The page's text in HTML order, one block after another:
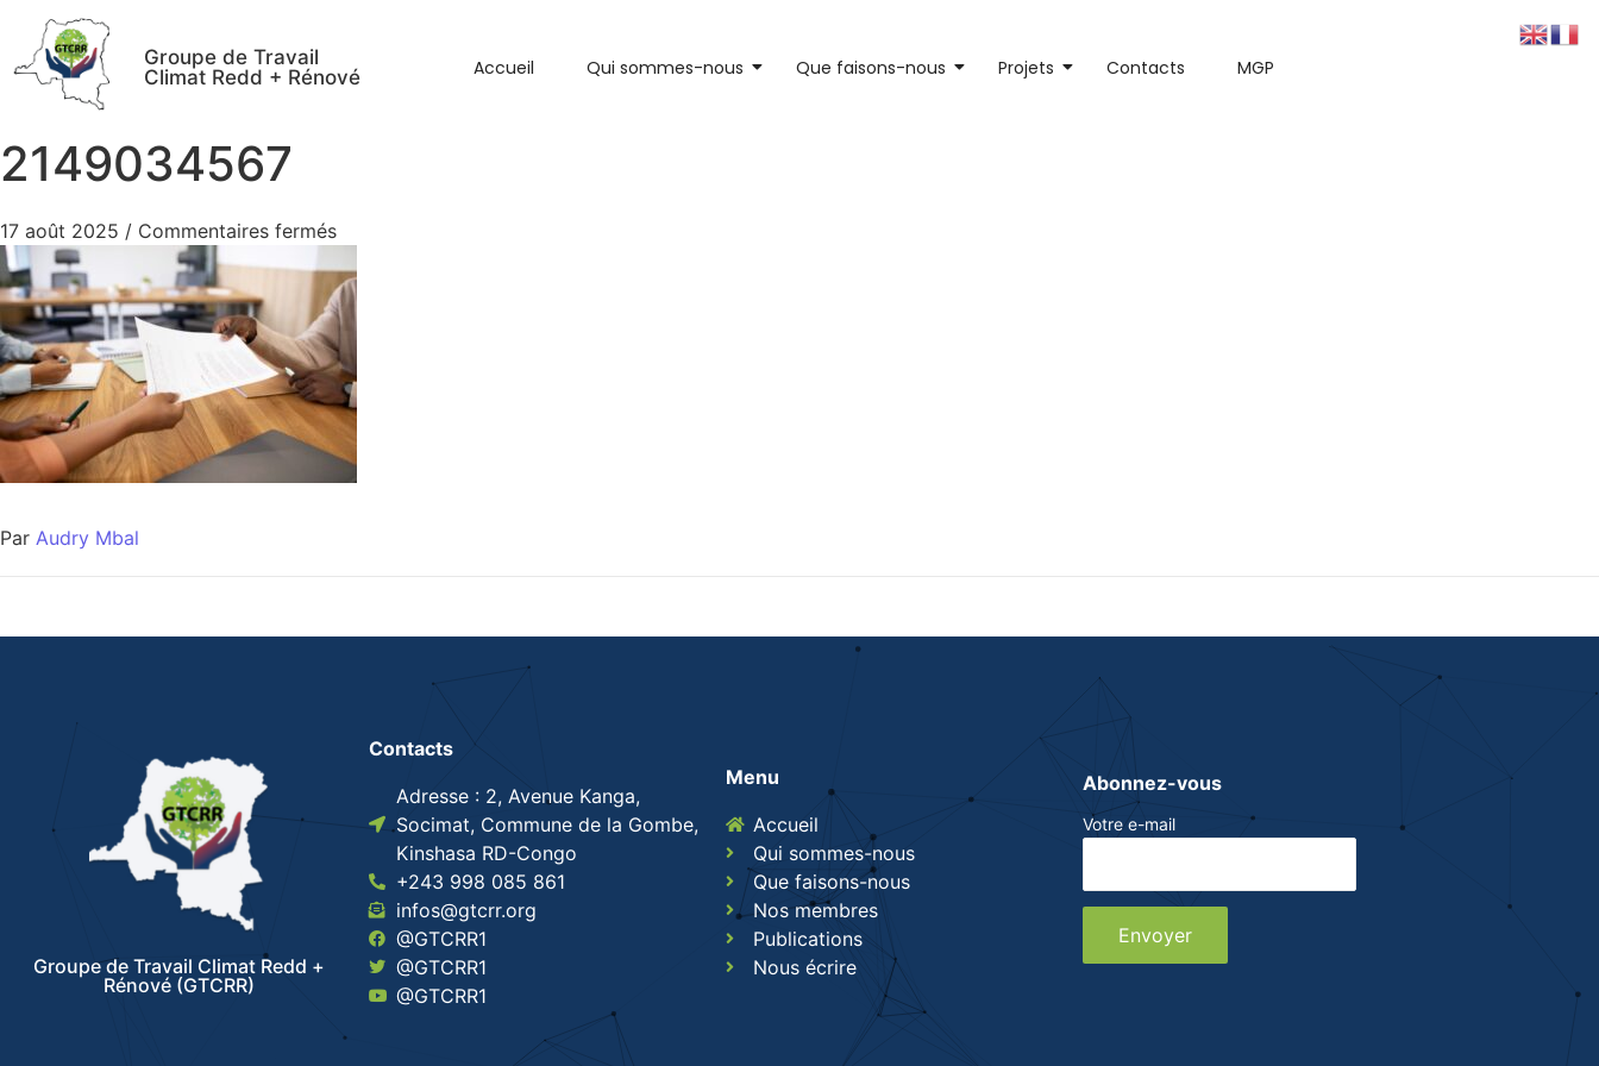
Groupe de Travail
Climat Redd + Rénové
Accueil Qui sommes-nous Que faisons-nous Projets Contacts MGP
2149034567
17 août 2025 / Commentaires fermés
Par Audry Mbal
Groupe de Travail Climat Redd +
Rénové (GTCRR)
Contacts
Adresse : 2, Avenue Kanga,
Socimat, Commune de la Gombe,
Kinshasa RD-Congo
+243 998 085 861
infos@gtcrr.org
@GTCRR1
@GTCRR1
@GTCRR1
Menu
Accueil
Qui sommes-nous
Que faisons-nous
Nos membres
Publications
Nous écrire
Abonnez-vous
Votre e-mail